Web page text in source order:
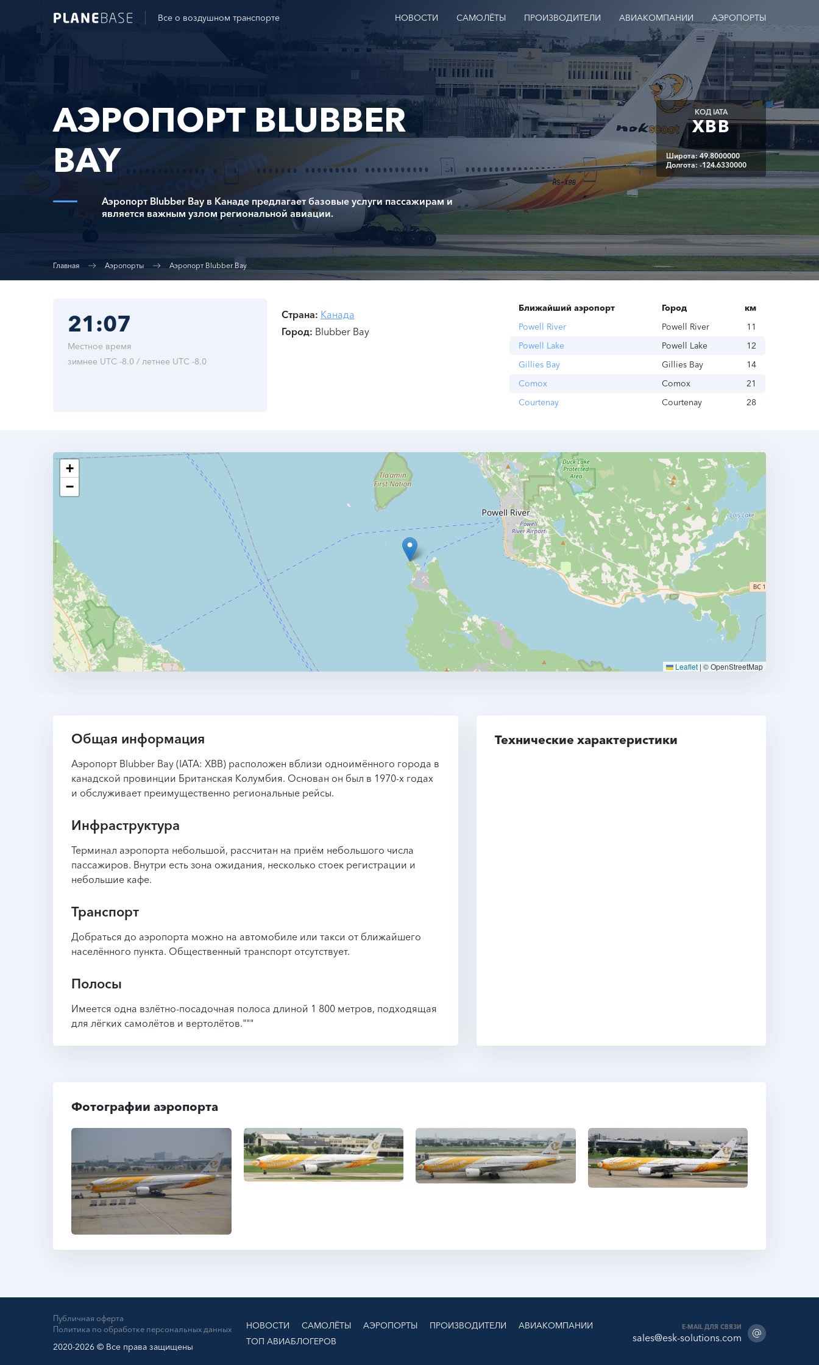
Все о воздушном транспорте НОВОСТИ САМОЛЁТЫ ПРОИЗВОДИТЕЛИ АВИАКОМПАНИИ АЭРОПОРТЫ
АЭРОПОРТ BLUBBER
BAY
Аэропорт Blubber Bay в Канаде предлагает базовые услуги пассажирам и
является важным узлом региональной авиации.
КОД IATA
XBB
Широта: 49.8000000
Долгота: -124.6330000
Главная Аэропорты Аэропорт Blubber Bay
21:07
Местное время
зимнее UTC -8.0 / летнее UTC -8.0
Страна Канада
Город Blubber Bay
Ближайший аэропорт Город
км
Powell River
Powell River
11
Powell Lake
Powell Lake
12
Gillies Bay
Gillies Bay
14
Comox
Comox
21
Courtenay
Courtenay 28
+
−
Leaflet | © OpenStreetMap
Общая информация
Аэропорт Blubber Bay (IATA: XBB) расположен вблизи одноимённого города в
канадской провинции Британская Колумбия. Основан он был в 1970-х годах
и обслуживает преимущественно региональные рейсы.
Инфраструктура
Терминал аэропорта небольшой, рассчитан на приём небольшого числа
пассажиров. Внутри есть зона ожидания, несколько стоек регистрации и
небольшие кафе.
Транспорт
Добраться до аэропорта можно на автомобиле или такси от ближайшего
населённого пункта. Общественный транспорт отсутствует.
Полосы
Имеется одна взлётно-посадочная полоса длиной 1 800 метров, подходящая
для лёгких самолётов и вертолётов."""
Технические характеристики
Фотографии аэропорта
Публичная оферта
Политика по обработке персональных данных
2020-2026 © Все права защищены
НОВОСТИ САМОЛЁТЫ АЭРОПОРТЫ ПРОИЗВОДИТЕЛИ
АВИАКОМПАНИИ
ТОП АВИАБЛОГЕРОВ
E-MAIL ДЛЯ СВЯЗИ
sales@esk-solutions.com